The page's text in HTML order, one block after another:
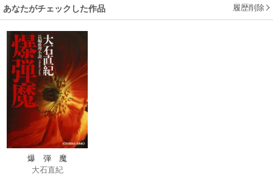
あなたがチェックした作品 履歴削除
爆 弾 魔
大石直紀